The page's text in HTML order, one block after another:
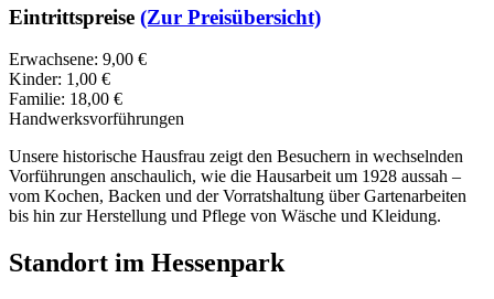
Eintrittspreise (Zur Preisübersicht)
Erwachsene: 9,00 €
Kinder: 1,00 €
Familie: 18,00 €
Handwerksvorführungen
Unsere historische Hausfrau zeigt den Besuchern in wechselnden
Vorführungen anschaulich, wie die Hausarbeit um 1928 aussah –
vom Kochen, Backen und der Vorratshaltung über Gartenarbeiten
bis hin zur Herstellung und Pflege von Wäsche und Kleidung.
Standort im Hessenpark